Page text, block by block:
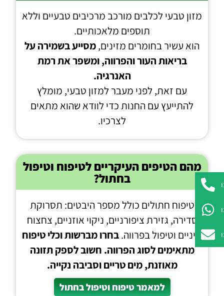
מזון טבעי לכלבים מורכב מרכיבים טבעיים וללא
תוספים מלאכותיים.
הוא עשיר בחומרים מזינים,מסייע בשמירה על
בריאות העור והפרווה, ומשפר את רמת
האנרגיה.
עם זאת, לפני מעבר למזון טבעי, מומלץ
להתייעץ עם החנות כדי לוודא שהוא מתאים
לצרכיו.
מהם הטיפים העיקריים לטיפוח וטיפול
בחתול?
טיפוח חתולים כולל מספר היבטים: תסרוקת
סדירה, גזירת ציפורניים, ניקוי אוזניים, צחצוח
שיניים וטיפול בפרווה.בחרו מברשות וכלי טיפוח
מתאימים לסוג הפרווה. חשוב לספק תזונה
מאוזנת, מים טריים וסביבה נקייה.
למאמר טיפוח וטיפול בחתול